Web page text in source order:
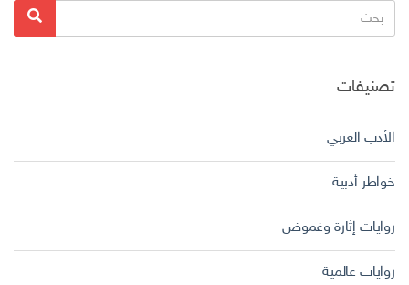
البحث
عن:
بحث
تصنيفات
الأدب العربي
خواطر أدبية
روايات إثارة وغموض
روايات عالمية